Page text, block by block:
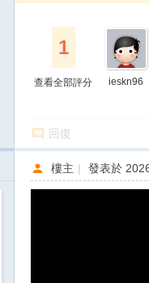
1
查看全部評分 ieskn96
回復
樓主 | 發表於